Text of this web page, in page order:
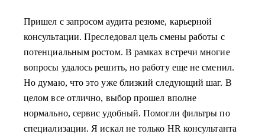
Пришел с запросом аудита резюме, карьерной
консультации. Преследовал цель смены работы с
потенциальным ростом. В рамках встречи многие
вопросы удалось решить, но работу еще не сменил.
Но думаю, что это уже близкий следующий шаг. В
целом все отлично, выбор прошел вполне
нормально, сервис удобный. Помогли фильтры по
специализации. Я искал не только HR консультанта